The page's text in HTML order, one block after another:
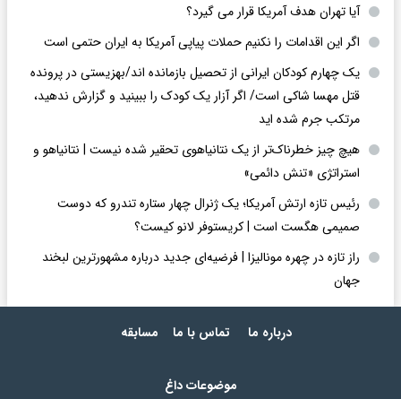
آیا تهران هدف آمریکا قرار می گیرد؟
اگر این اقدامات را نکنیم حملات پیاپی آمریکا به ایران حتمی است
یک چهارم کودکان ایرانی از تحصیل بازمانده اند/بهزیستی در پرونده
قتل مهسا شاکی است/ اگر آزار یک کودک را ببینید و گزارش ندهید،
مرتکب جرم شده اید
هیچ چیز خطرناک‌تر از یک نتانیاهوی تحقیر شده نیست | نتانیاهو و
استراتژی «تنش دائمی»
رئیس تازه ارتش آمریکا؛ یک ژنرال چهار ستاره تندرو که دوست
صمیمی هگست است | کریستوفر لانو کیست؟
راز تازه در چهره مونالیزا | فرضیه‌ای جدید درباره مشهورترین لبخند
جهان
درباره ما تماس با ما مسابقه
موضوعات داغ